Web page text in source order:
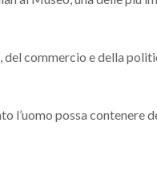
del commercio e della
l’uomo possa contenere